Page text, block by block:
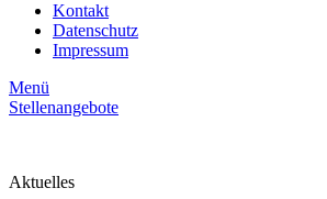
Kontakt
Datenschutz
Impressum
Menü
Stellenangebote
Aktuelles